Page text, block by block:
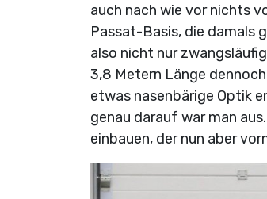
auch nach wie vor nichts
Passat-Basis, die damals
also nicht nur
3,8 Metern Länge
etwas nasenbärige Optik
genau darauf war man
einbauen, der nun aber